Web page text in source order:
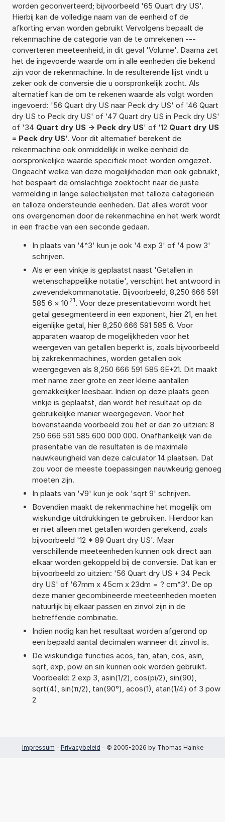
worden geconverteerd; bijvoorbeeld '65 Quart dry US'.
Hierbij kan de volledige naam van de eenheid of de
afkorting ervan worden gebruikt Vervolgens bepaalt de
rekenmachine de categorie van de te omrekenen ---
converteren meeteenheid, in dit geval 'Volume'. Daarna zet
het de ingevoerde waarde om in alle eenheden die bekend
zijn voor de rekenmachine. In de resulterende lijst vindt u
zeker ook de conversie die u oorspronkelijk zocht. Als
alternatief kan de om te rekenen waarde als volgt worden
ingevoerd: '56 Quart dry US naar Peck dry US' of '46 Quart
dry US to Peck dry US' of '47 Quart dry US in Peck dry US'
of '34 Quart dry US -> Peck dry US' of '12 Quart dry US
= Peck dry US'. Voor dit alternatief berekent de
rekenmachine ook onmiddellijk in welke eenheid de
oorspronkelijke waarde specifiek moet worden omgezet.
Ongeacht welke van deze mogelijkheden men ook gebruikt,
het bespaart de omslachtige zoektocht naar de juiste
vermelding in lange selectielijsten met talloze categorieën
en talloze ondersteunde eenheden. Dat alles wordt voor
ons overgenomen door de rekenmachine en het werk wordt
in een fractie van een seconde gedaan.
In plaats van '4^3' kun je ook '4 exp 3' of '4 pow 3'
schrijven.
Als er een vinkje is geplaatst naast 'Getallen in
wetenschappelijke notatie', verschijnt het antwoord in
zwevendekommanotatie. Bijvoorbeeld, 8,250 666 591
585 6 × 10 21. Voor deze presentatievorm wordt het
getal gesegmenteerd in een exponent, hier 21, en het
eigenlijke getal, hier 8,250 666 591 585 6. Voor
apparaten waarop de mogelijkheden voor het
weergeven van getallen beperkt is, zoals bijvoorbeeld
bij zakrekenmachines, worden getallen ook
weergegeven als 8,250 666 591 585 6E+21. Dit maakt
met name zeer grote en zeer kleine aantallen
gemakkelijker leesbaar. Indien op deze plaats geen
vinkje is geplaatst, dan wordt het resultaat op de
gebruikelijke manier weergegeven. Voor het
bovenstaande voorbeeld zou het er dan zo uitzien: 8
250 666 591 585 600 000 000. Onafhankelijk van de
presentatie van de resultaten is de maximale
nauwkeurigheid van deze calculator 14 plaatsen. Dat
zou voor de meeste toepassingen nauwkeurig genoeg
moeten zijn.
In plaats van '√9' kun je ook 'sqrt 9' schrijven.
Bovendien maakt de rekenmachine het mogelijk om
wiskundige uitdrukkingen te gebruiken. Hierdoor kan
er niet alleen met getallen worden gerekend, zoals
bijvoorbeeld '12 * 89 Quart dry US'. Maar
verschillende meeteenheden kunnen ook direct aan
elkaar worden gekoppeld bij de conversie. Dat kan er
bijvoorbeeld zo uitzien: '56 Quart dry US + 34 Peck
dry US' of '67mm x 45cm x 23dm = ? cm^3'. De op
deze manier gecombineerde meeteenheden moeten
natuurlijk bij elkaar passen en zinvol zijn in de
betreffende combinatie.
Indien nodig kan het resultaat worden afgerond op
een bepaald aantal decimalen wanneer dit zinvol is.
De wiskundige functies acos, tan, atan, cos, asin,
sqrt, exp, pow en sin kunnen ook worden gebruikt.
Voorbeeld: 2 exp 3, asin(1/2), cos(pi/2), sin(90),
sqrt(4), sin(π/2), tan(90°), acos(1), atan(1/4) of 3 pow
2
Impressum - Privacybeleid - © 2005-2026 by Thomas Hainke